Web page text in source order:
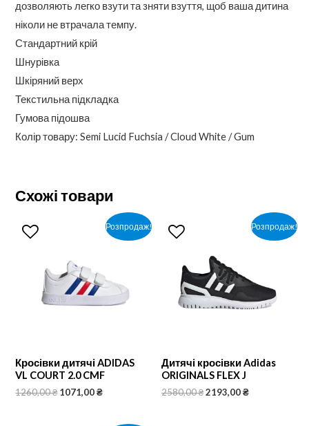
дозволяють легко взути та зняти взуття, щоб ваша дитина
ніколи не втрачала темпу.
Стандартний крій
Шнурівка
Шкіряний верх
Текстильна підкладка
Гумова підошва
Колір товару: Semi Lucid Fuchsia / Cloud White / Gum
Схожі товари
Розпродаж!
Кросівки дитячі ADIDAS
VL COURT 2.0 CMF
1260,00₴ 1071,00₴
Розпродаж!
Дитячі кросівки Adidas
ORIGINALS FLEX J
2580,00₴2193,00₴